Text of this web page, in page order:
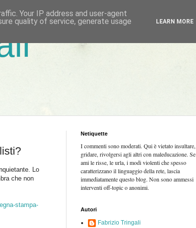
Lo
che non
stampa-
Netiquette
I commenti sono moderati. Qui è vietato insultare,
gridare, rivolgersi agli altri con maleducazione. Se
ami le risse, le urla, i modi violenti che spesso
caratterizzano il linguaggio della rete, lascia
immediatamente questo blog. Non sono ammessi
interventi off-topic o anonimi.
Autori
Fabrizio Tringali
Your IP address and user-agent
quality of service, generate usage
LEARN MORE